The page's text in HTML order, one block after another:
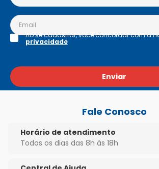
Enviar
Ao se cadastrar, você concordar com a
privacidade
Fale Conosco
Horário de atendimento
Todos os dias das 8h às 18h